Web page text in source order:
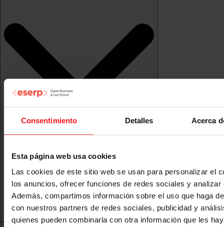
Consentimiento Detalles Acerca
Esta página web usa cookies
Las cookies de este sitio web se usan para personalizar el
los anuncios, ofrecer funciones de redes sociales y analizar
Además, compartimos información sobre el uso que haga
con nuestros partners de redes sociales, publicidad y
quienes pueden combinarla con otra información que les